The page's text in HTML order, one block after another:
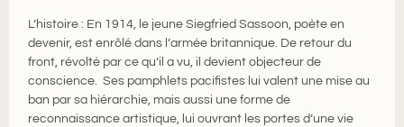
L’histoire : En 1914, le jeune Siegfried Sassoon, poète en
devenir, est enrôlé dans l’armée britannique. De retour du
front, révolté par ce qu’il a vu, il devient objecteur de
conscience. Ses pamphlets pacifistes lui valent une mise au
ban par sa hiérarchie, mais aussi une forme de
reconnaissance artistique, lui ouvrant les portes d’une vie